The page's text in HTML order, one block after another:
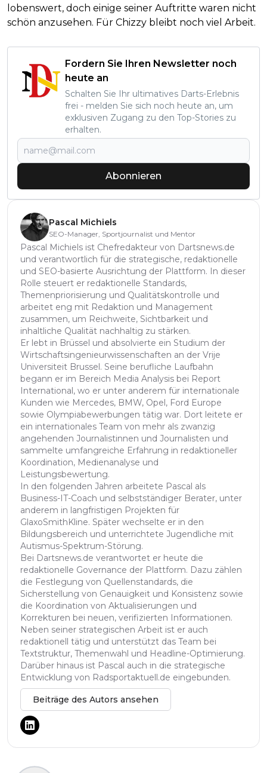
lobenswert, doch einige seiner Auftritte waren nicht
schön anzusehen. Für Chizzy bleibt noch viel Arbeit.
Fordern Sie Ihren Newsletter noch
heute an
Schalten Sie Ihr ultimatives Darts-Erlebnis
frei - melden Sie sich noch heute an, um
exklusiven Zugang zu den Top-Stories zu
erhalten.
Abonnieren
Pascal Michiels
SEO-Manager, Sportjournalist und Mentor
Pascal Michiels ist Chefredakteur von Dartsnews.de
und verantwortlich für die strategische, redaktionelle
und SEO-basierte Ausrichtung der Plattform. In dieser
Rolle steuert er redaktionelle Standards,
Themenpriorisierung und Qualitätskontrolle und
arbeitet eng mit Redaktion und Management
zusammen, um Reichweite, Sichtbarkeit und
inhaltliche Qualität nachhaltig zu stärken.
Er lebt in Brüssel und absolvierte ein Studium der
Wirtschaftsingenieurwissenschaften an der Vrije
Universiteit Brussel. Seine berufliche Laufbahn
begann er im Bereich Media Analysis bei Report
International, wo er unter anderem für internationale
Kunden wie Mercedes, BMW, Opel, Ford Europe
sowie Olympiabewerbungen tätig war. Dort leitete er
ein internationales Team von mehr als zwanzig
angehenden Journalistinnen und Journalisten und
sammelte umfangreiche Erfahrung in redaktioneller
Koordination, Medienanalyse und
Leistungsbewertung.
In den folgenden Jahren arbeitete Pascal als
Business-IT-Coach und selbstständiger Berater, unter
anderem in langfristigen Projekten für
GlaxoSmithKline. Später wechselte er in den
Bildungsbereich und unterrichtete Jugendliche mit
Autismus-Spektrum-Störung.
Bei Dartsnews.de verantwortet er heute die
redaktionelle Governance der Plattform. Dazu zählen
die Festlegung von Quellenstandards, die
Sicherstellung von Genauigkeit und Konsistenz sowie
die Koordination von Aktualisierungen und
Korrekturen bei neuen, verifizierten Informationen.
Neben seiner strategischen Arbeit ist er auch
redaktionell tätig und unterstützt das Team bei
Textstruktur, Themenwahl und Headline-Optimierung.
Darüber hinaus ist Pascal auch in die strategische
Entwicklung von Radsportaktuell.de eingebunden.
Beiträge des Autors ansehen